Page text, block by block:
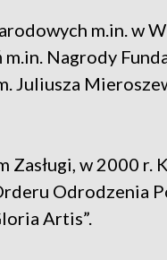
m.in. w
Nagrody
Juliusza
Zasługi, w 2000 r.
Odrodzenia
Artis”.